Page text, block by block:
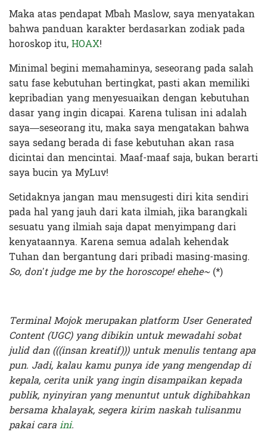
Maka atas pendapat Mbah Maslow, saya menyatakan
bahwa panduan karakter berdasarkan zodiak pada
horoskop itu,HOAX!
Minimal begini memahaminya, seseorang pada salah
satu fase kebutuhan bertingkat, pasti akan memiliki
kepribadian yang menyesuaikan dengan kebutuhan
dasar yang ingin dicapai. Karena tulisan ini adalah
saya—seseorang itu, maka saya mengatakan bahwa
saya sedang berada di fase kebutuhan akan rasa
dicintai dan mencintai. Maaf-maaf saja, bukan berarti
saya bucin ya MyLuv!
Setidaknya jangan mau mensugesti diri kita sendiri
pada hal yang jauh dari kata ilmiah, jika barangkali
sesuatu yang ilmiah saja dapat menyimpang dari
kenyataannya. Karena semua adalah kehendak
Tuhan dan bergantung dari pribadi masing-masing.
So, don’t judge me by the horoscope! ehehe~ (*)
Terminal Mojok merupakan platform User Generated
Content (UGC) yang dibikin untuk mewadahi sobat
julid dan (((insan kreatif))) untuk menulis tentang apa
pun. Jadi, kalau kamu punya ide yang mengendap di
kepala, cerita unik yang ingin disampaikan kepada
publik, nyinyiran yang menuntut untuk dighibahkan
bersama khalayak, segera kirim naskah tulisanmu
pakai caraini.